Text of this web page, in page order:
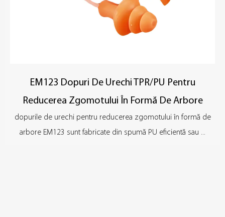
EM123 Dopuri De Urechi TPR/PU Pentru
Reducerea Zgomotului În Formă De Arbore
dopurile de urechi pentru reducerea zgomotului în formă de
arbore EM123 sunt fabricate din spumă PU eficientă sau ...